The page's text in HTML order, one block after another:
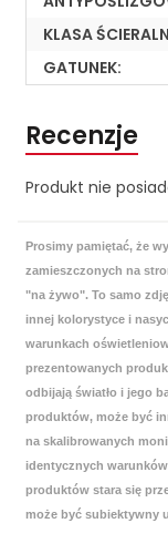
KLASA
GATUNEK:
Recenzje
Produkt nie
Prosimy pamiętać, że
zamieszczonych na
"na żywo". To samo
innej kolorystyce i
warunkach
prezentowanych
odbijają światło i jego
produktów, może być
na skalibrowanych
identycznych
produktów stara się
może być subiektywny